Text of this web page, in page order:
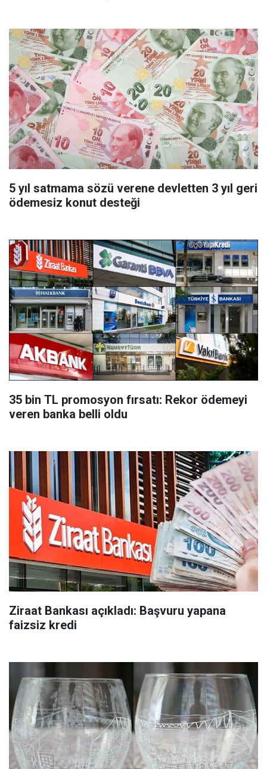
5 yıl satmama sözü verene devletten 3 yıl geri
ödemesiz konut desteği
35 bin TL promosyon fırsatı: Rekor ödemeyi
veren banka belli oldu
Ziraat Bankası açıkladı: Başvuru yapana
faizsiz kredi